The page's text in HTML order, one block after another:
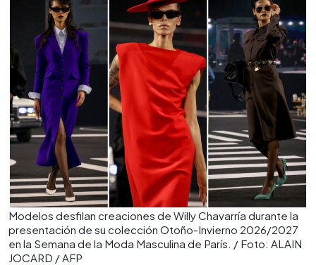
Modelos desfilan creaciones de Willy Chavarría durante la
presentación de su colección Otoño-Invierno 2026/2027
en la Semana de la Moda Masculina de París. / Foto: ALAIN
JOCARD / AFP